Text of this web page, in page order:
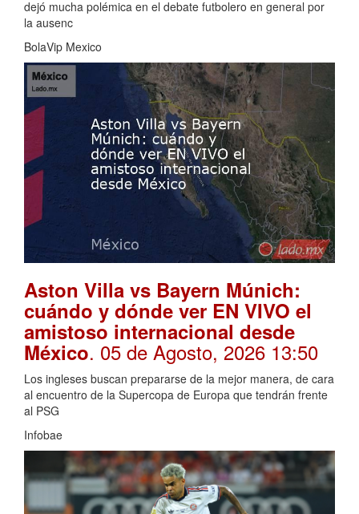
dejó mucha polémica en el debate futbolero en general por
la ausenc
BolaVip Mexico
Aston Villa vs Bayern Múnich:
cuándo y dónde ver EN VIVO el
amistoso internacional desde
México. 05 de Agosto, 2026 13:50
Los ingleses buscan prepararse de la mejor manera, de cara
al encuentro de la Supercopa de Europa que tendrán frente
al PSG
Infobae